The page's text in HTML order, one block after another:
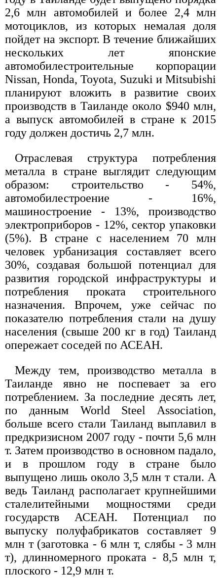
2,6 млн автомобилей и более 2,4 млн
мотоциклов, из которых немалая доля
пойдет на экспорт. В течение ближайших
нескольких лет японские
автомобилестроительные корпорации
Nissan, Honda, Toyota, Suzuki и Mitsubishi
планируют вложить в развитие своих
производств в Таиланде около $940 млн,
а выпуск автомобилей в стране к 2015
году должен достичь 2,7 млн.
Отраслевая структура потребления
металла в стране выглядит следующим
образом: строительство - 54%,
автомобилестроение - 16%,
машиностроение - 13%, производство
электроприборов - 12%, сектор упаковки
(5%). В стране с населением 70 млн
человек урбанизация составляет всего
30%, создавая большой потенциал для
развития городской инфраструктуры и
потребления проката строительного
назначения. Впрочем, уже сейчас по
показателю потребления стали на душу
населения (свыше 200 кг в год) Таиланд
опережает соседей по АСЕАН.
Между тем, производство металла в
Таиланде явно не поспевает за его
потреблением. За последние десять лет,
по данным World Steel Association,
больше всего стали Таиланд выплавил в
предкризисном 2007 году - почти 5,6 млн
т. Затем производство в основном падало,
и в прошлом году в стране было
выпущено лишь около 3,5 млн т стали. А
ведь Таиланд располагает крупнейшими
сталелитейными мощностями среди
государств АСЕАН. Потенциал по
выпуску полуфабрикатов составляет 9
млн т (заготовка - 6 млн т, слябы - 3 млн
т), длинномерного проката - 8,5 млн т,
плоского - 12,9 млн т.